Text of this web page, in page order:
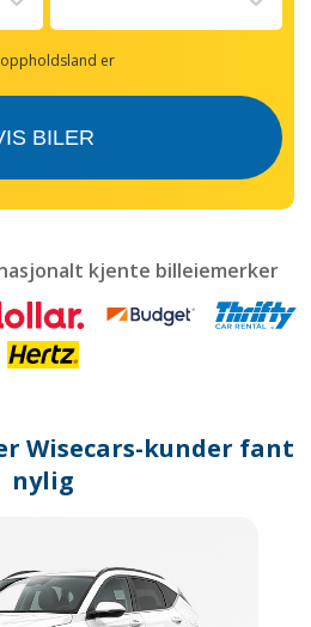
er
BILER
kjente billeiemerker
Wisecars-kunder fant
nylig